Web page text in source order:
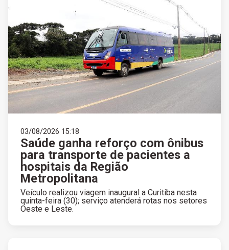
03/08/2026 15:18
Saúde ganha reforço com ônibus
para transporte de pacientes a
hospitais da Região
Metropolitana
Veículo realizou viagem inaugural a Curitiba nesta
quinta-feira (30); serviço atenderá rotas nos setores
Oeste e Leste.